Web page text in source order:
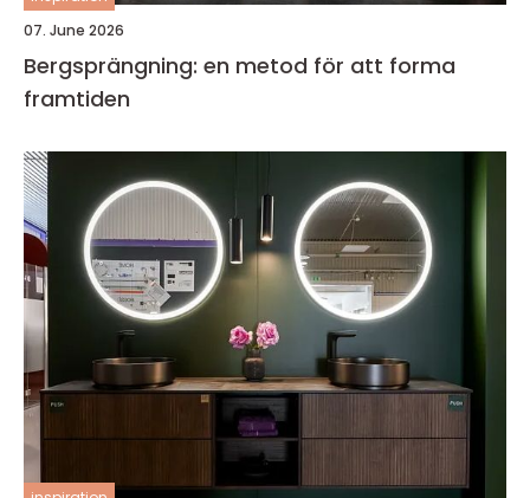
07. June 2026
Bergsprängning: en metod för att forma
framtiden